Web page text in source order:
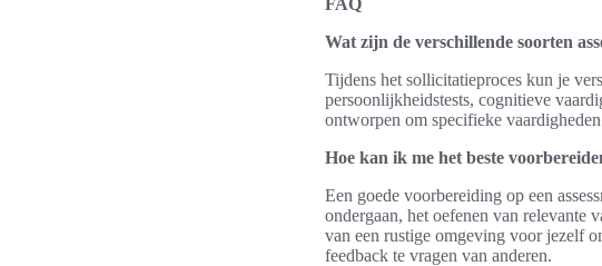
Wat zijn de verschillende soorten
Tijdens het sollicitatieproces kun je
persoonlijkheidstests, cognitieve
ontworpen om specifieke
Hoe kan ik me het beste
Een goede voorbereiding op een
ondergaan, het oefenen van relevante
van een rustige omgeving voor jezelf
feedback te vragen van anderen.